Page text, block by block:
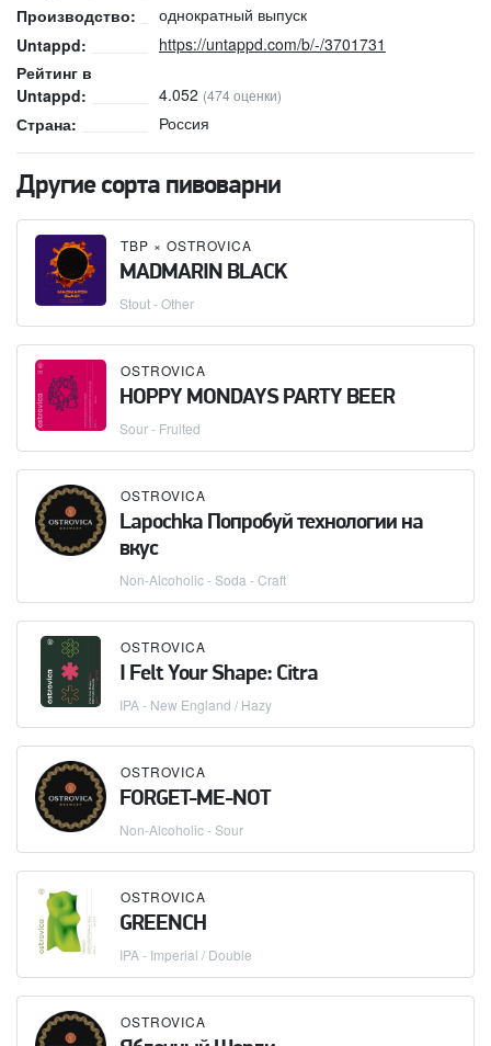
Производство:
однократный выпуск
Untappd:
https://untappd.com/b/-/3701731
Рейтинг в
Untappd:
4.052 (474 оценки)
Страна: Россия
Другие сорта пивоварни
TBP × OSTROVICA
MADMARIN BLACK
Stout - Other
OSTROVICA
HOPPY MONDAYS PARTY BEER
Sour - Fruited
OSTROVICA
Lapochka Попробуй технологии на
вкус
Non-Alcoholic - Soda - Craft
OSTROVICA
I Felt Your Shape: Citra
IPA - New England / Hazy
OSTROVICA
FORGET-ME-NOT
Non-Alcoholic - Sour
OSTROVICA
GREENCH
IPA - Imperial / Double
OSTROVICA